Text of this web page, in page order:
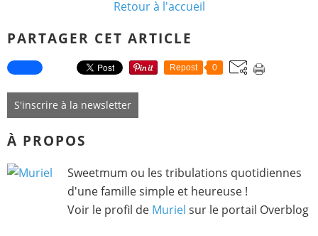
Retour à l'accueil
PARTAGER CET ARTICLE
Repost 0
S'inscrire à la newsletter
À PROPOS
Sweetmum ou les tribulations quotidiennes
d'une famille simple et heureuse !
Voir le profil de Muriel sur le portail Overblog